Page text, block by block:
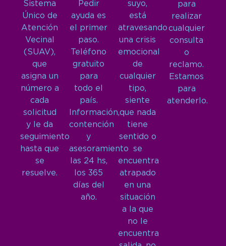
Sistema
Único de
Atención
Vecinal
(SUAV),
que
asigna un
número a
cada
solicitud
y le da
seguimiento
hasta que
se
resuelve.
Pedir
ayuda es
el primer
paso.
Teléfono
gratuito
para
todo el
país.
Información,
contención
y
asesoramiento
las 24 hs,
los 365
días del
año.
suyo,
está
atravesando
una crisis
emocional
de
cualquier
tipo,
siente
que nada
tiene
sentido o
se
encuentra
atrapado
en una
situación
a la que
no le
encuentra
para
realizar
cualquier
consulta
o
reclamo.
Estamos
para
atenderlo.